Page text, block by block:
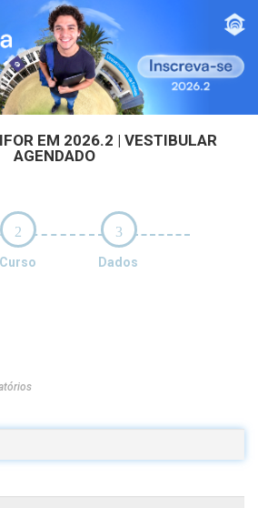
EM 2026.2 | VESTIBULAR
AGENDADO
2
Curso
3
Dados